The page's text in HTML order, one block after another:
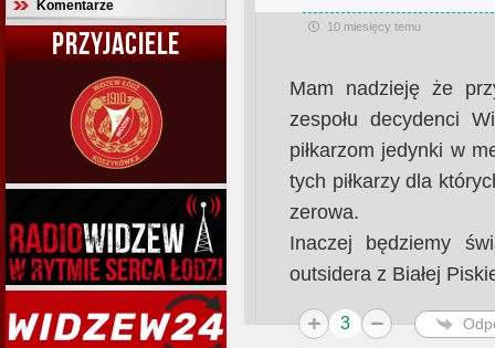
Komentarze
PRZYJACIELE 10 miesięcy temu
Mam nadzieję że
zespołu decydenci
piłkarzom jedynki w
tych piłkarzy dla
zerowa.
Inaczej będziemy
outsidera z Białej
3